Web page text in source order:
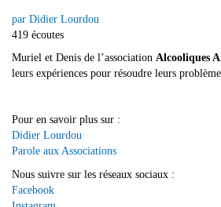
par Didier Lourdou
419 écoutes
Muriel et Denis de l’association Alcooliques
leurs expériences pour résoudre leurs
Pour en savoir plus sur :
Didier Lourdou
Parole aux Associations
Nous suivre sur les réseaux sociaux :
Facebook